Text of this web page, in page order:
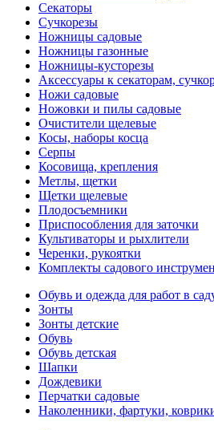
Секаторы
Сучкорезы
Ножницы садовые
Ножницы газонные
Ножницы-кусторезы
Аксессуары к секаторам,
Ножи садовые
Ножовки и пилы садовые
Очистители щелевые
Косы, наборы косца
Серпы
Косовища, крепления
Метлы, щетки
Щетки щелевые
Плодосъемники
Приспособления для заточки
Культиваторы и рыхлители
Черенки, рукоятки
Комплекты садового
Обувь и одежда для работ в
Зонты
Зонты детские
Обувь
Обувь детская
Шапки
Дождевики
Перчатки садовые
Наколенники, фартуки,